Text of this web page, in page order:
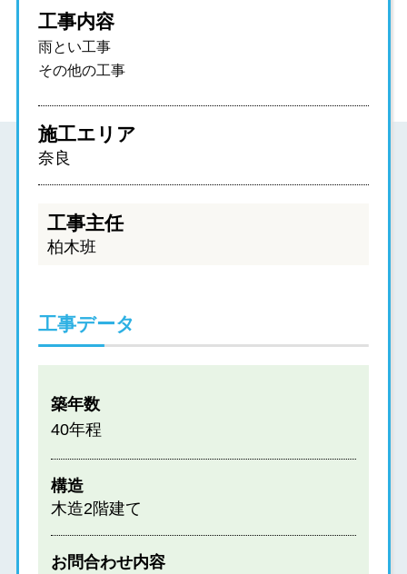
工事内容
雨とい工事
その他の工事
施工エリア
奈良
工事主任
柏木班
工事データ
築年数
40年程
構造
木造2階建て
お問合わせ内容